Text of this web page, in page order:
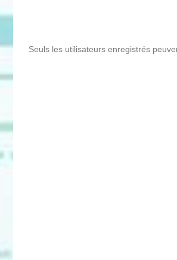
Seuls les utilisateurs enregistrés